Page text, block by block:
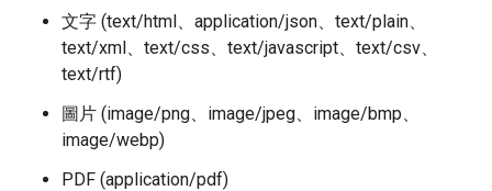
文字 (text/html、application/json、text/plain、
text/xml、text/css、text/javascript、text/csv、
text/rtf)
圖片 (image/png、image/jpeg、image/bmp、
image/webp)
PDF (application/pdf)